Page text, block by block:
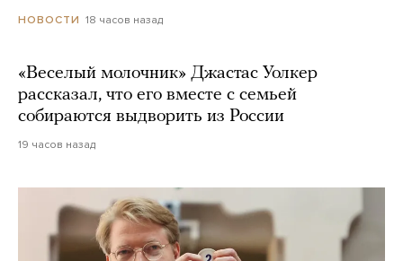
НОВОСТИ 18 часов назад
«Веселый молочник» Джастас Уолкер
рассказал, что его вместе с семьей
собираются выдворить из России
19 часов назад